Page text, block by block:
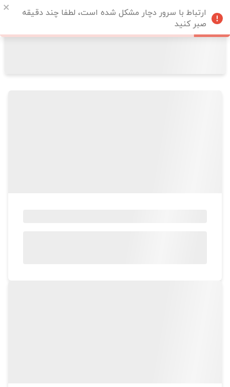
ارتباط با سرور دچار مشکل شده است، لطفا چند دقیقه
صبر کنید